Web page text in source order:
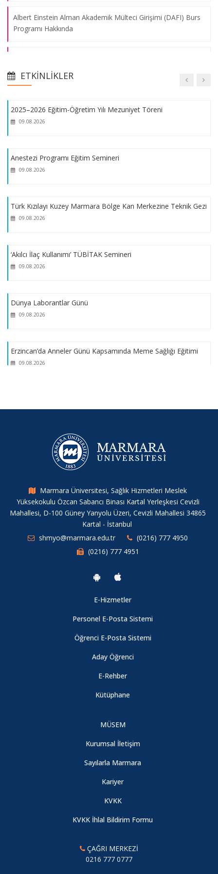
Albert Einstein Alman Akademik Mülteci Girişimi (DAFI) Burs
Programı Hakkında
Sağlık Hizmetleri Meslek Yüksekokulu Tanıtım Günleri
Albert Einstein Alman Akademik Mülteci Girişimi (DAFI) Burs
Programı Hakkında
ETKINLIKLER
Afetlerde Sağlık Hizmetleri Paneli
10.04.2025
09.08.2026
2025–2026 Eğitim-Öğretim Yılı Mezuniyet Töreni
09.08.2026
Anestezi Programı Eğitim Semineri
09.08.2026
Türk Kızılayı Kuzey Marmara Bölge Kan Merkezine Teknik Gezi
09.08.2026
‘Akılcı İlaç Kullanımı’ TÜBİTAK Semineri
09.08.2026
Dünya Laborantlar Günü
09.08.2026
Erzincan’da Anneler Günü Kapsamında Meme Sağlığı Eğitimi
09.08.2026
Karakterizasyon Kursu Gerçekleştirildi
Türk Kızılayı Kuzey Marmara Bölge Kan Merkezi’ne Ziyaret
Yüksekokul Öğrenci Kalite Komisyonu Toplantısı
Sağlık Hizmetlerinde Dijital Yaklaşımlar ve Yapay Zekâ Çalıştayı
Tıbbi Laboratuvar Teknikleri Programı Öğrencilerinden
BIOEXPO 2025 Fuarına Teknik Gezi
2025 Mezuniyet Törenimizden
Marmara Üniversitesi, Sağlık Hizmetleri Meslek
Yüksekokulu Özcan Sabancı Binası Kartal Yerleşkesi Cevizli
Mahallesi, D-100 Güney Yanyolu Üzeri, Cevizli Mahallesi 34865
Kartal - İstanbul
shmyo@marmara.edu.tr
(0216) 777 4950
(0216) 777 4951
E-Hizmetler
Personel E-Posta Sistemi
Öğrenci E-Posta Sistemi
Aday Öğrenci
E-Rehber
Kütüphane
MÜSEM
Kurumsal İletişim
Sayılarla Marmara
Kariyer
KVKK
KVKK İhlal Bildirim Formu
ÇAĞRI MERKEZİ
0216 777 0777